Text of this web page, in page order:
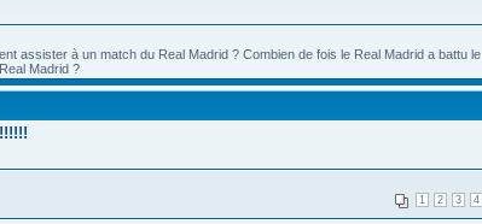
assister à un match du Real Madrid ? Combien de fois le Real Madrid a battu le
Madrid ?
1 2 3 4